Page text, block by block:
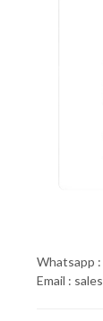
Whatsapp
Email :